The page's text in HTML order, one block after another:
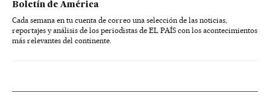
Boletín de América
Cada semana en tu cuenta de correo una selección de las noticias,
reportajes y análisis de los periodistas de EL PAÍS con los acontecimientos
más relevantes del continente.